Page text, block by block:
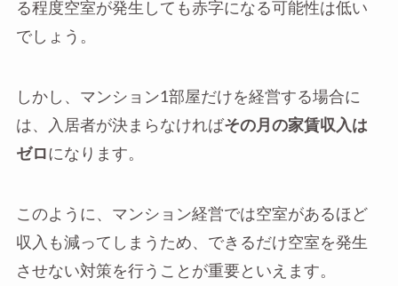
る程度空室が発生しても赤字になる可能性は低い
でしょう。
しかし、マンション1部屋だけを経営する場合に
は、入居者が決まらなければその月の家賃収入は
ゼロ になります。
このように、マンション経営では空室があるほど
収入も減ってしまうため、できるだけ空室を発生
させない対策を行うことが重要といえます。